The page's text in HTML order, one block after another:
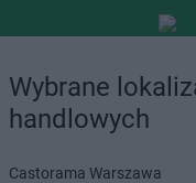
Wybrane
handlowych
Castorama Warszawa